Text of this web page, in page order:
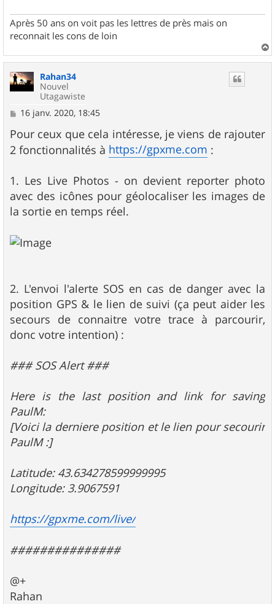
Après 50 ans on voit pas les lettres de près mais on
reconnait les cons de loin
a
Rahan34
Nouvel
Utagawiste
M
s
s
a
16 janv. 2020, 18:45
Pour ceux que cela intéresse, je viens de rajouter
2 fonctionnalités à https://gpxme.com :
1. Les Live Photos - on devient reporter photo
avec des icônes pour géolocaliser les images de
la sortie en temps réel.
2. L'envoi l'alerte SOS en cas de danger avec la
position GPS & le lien de suivi (ça peut aider les
secours de connaitre votre trace à parcourir,
donc votre intention) :
### SOS Alert ###
Here is the last position and link for saving
PaulM:
[Voici la derniere position et le lien pour secourir
PaulM :]
Latitude: 43.634278599999995
Longitude: 3.9067591
https://gpxme.com/live/
###############
@+
Rahan